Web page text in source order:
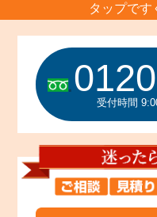
タップです
受付時間